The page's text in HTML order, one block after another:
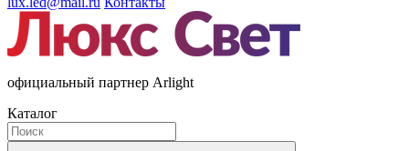
официальный партнер Arlight
Каталог